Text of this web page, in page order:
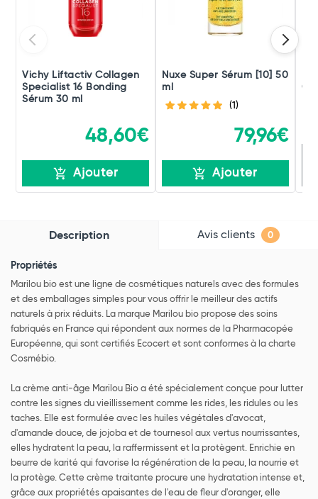
Vichy Liftactiv Collagen
Specialist 16 Bonding
Sérum 30 ml
48,60€
Ajouter
Nuxe Super Sérum [10] 50
ml
(1)
79,96€
Ajouter
Description Avis clients 0
Propriétés
Marilou bio est une ligne de cosmétiques naturels avec des formules
et des emballages simples pour vous offrir le meilleur des actifs
naturels à prix réduits. La marque Marilou bio propose des soins
fabriqués en France qui répondent aux normes de la Pharmacopée
Européenne, qui sont certifiés Ecocert et sont conformes à la charte
Cosmébio.
La crème anti-âge Marilou Bio a été spécialement conçue pour lutter
contre les signes du vieillissement comme les rides, les ridules ou les
taches. Elle est formulée avec les huiles végétales d'avocat,
d'amande douce, de jojoba et de tournesol aux vertus nourrissantes,
elles hydratent la peau, la raffermissent et la protègent. Enrichie en
beurre de karité qui favorise la régénération de la peau, la nourrie et
la protège. Cette crème traitante procure une hydratation intense et,
grâce aux propriétés apaisantes de l'eau de fleur d'oranger, elle